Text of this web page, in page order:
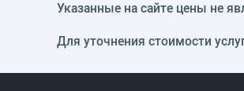
Указанные на сайте цены не
Для уточнения стоимости